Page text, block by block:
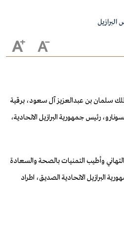
سلمان بن عبدالعزيز آل سعود، برقية
رئيس جمهورية البرازيل الاتحادية،
وأطيب التمنيات بالصحة والسعادة
البرازيل الاتحادية الصديق، اطراد